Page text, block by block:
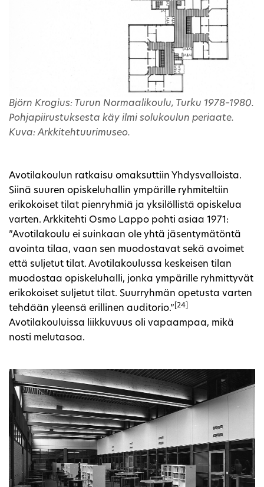
Björn Krogius: Turun Normaalikoulu, Turku 1978–1980.
Pohjapiirustuksesta käy ilmi solukoulun periaate.
Kuva: Arkkitehtuurimuseo.
Avotilakoulun ratkaisu omaksuttiin Yhdysvalloista.
Siinä suuren opiskeluhallin ympärille ryhmiteltiin
erikokoiset tilat pienryhmiä ja yksilöllistä opiskelua
varten. Arkkitehti Osmo Lappo pohti asiaa 1971:
”Avotilakoulu ei suinkaan ole yhtä jäsentymätöntä
avointa tilaa, vaan sen muodostavat sekä avoimet
että suljetut tilat. Avotilakoulussa keskeisen tilan
muodostaa opiskeluhalli, jonka ympärille ryhmittyvät
erikokoiset suljetut tilat. Suurryhmän opetusta varten
tehdään yleensä erillinen auditorio.” [24]
Avotilakouluissa liikkuvuus oli vapaampaa, mikä
nosti melutasoa.